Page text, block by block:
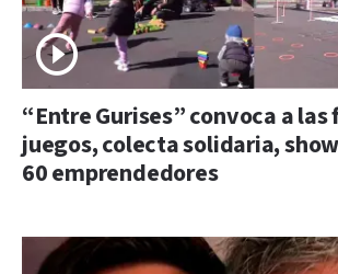
“Entre Gurises” convoca a
juegos, colecta solidaria,
60 emprendedores